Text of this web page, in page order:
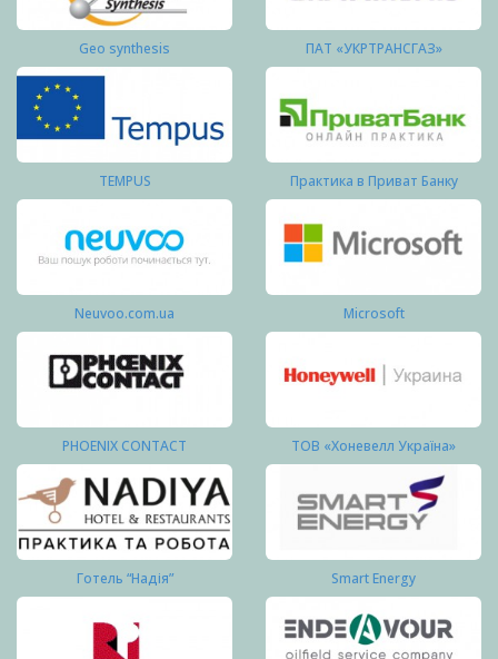
Geo synthesis ПАТ «УКРТРАНСГАЗ»
TEMPUS Практика в Приват Банку
Neuvoo.com.ua Microsoft
PHOENIX CONTACT ТОВ «Хоневелл Україна»
Готель “Надія” Smart Energy